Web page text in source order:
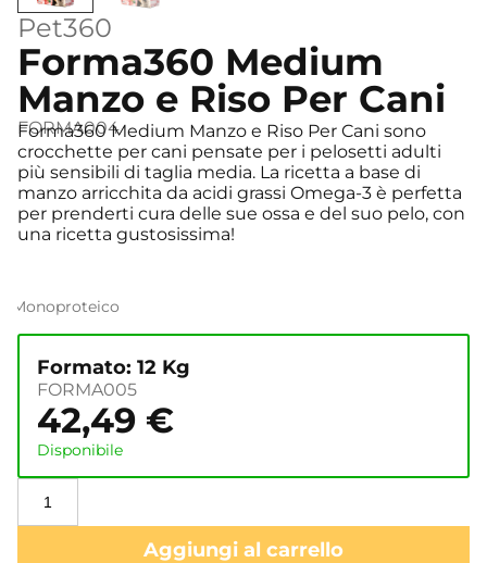
Pet360
Forma360 Medium
Manzo e Riso Per Cani
FORMA004
Forma360 Medium Manzo e Riso Per Cani sono
crocchette per cani pensate per i pelosetti adulti
più sensibili di taglia media. La ricetta a base di
manzo arricchita da acidi grassi Omega-3 è perfetta
per prenderti cura delle sue ossa e del suo pelo, con
una ricetta gustosissima!
Monoproteico
Formato: 12 Kg
FORMA005
42,49 €
Disponibile
Aggiungi al carrello